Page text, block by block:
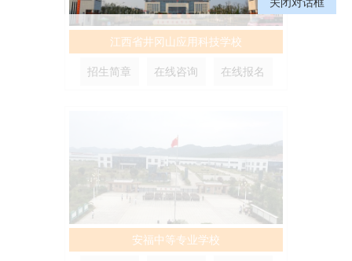
江西省井冈山应用科技学校
招生简章 在线咨询 在线报名
安福中等专业学校